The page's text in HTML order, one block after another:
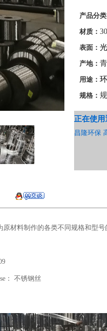
产品分
材质：
表面：
产地：
用途：
规格：
正在使
昌隆环保
材料制作的各类不同规格和型
： 不锈钢丝